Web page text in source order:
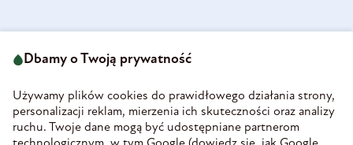
58-160 Świebodzice
REGON 890213034
INFORMACJE
Dbamy o Twoją prywatność
Używamy plików cookies do prawidłowego działania strony,
personalizacji reklam, mierzenia ich skuteczności oraz analizy
ruchu. Twoje dane mogą być udostępniane partnerom